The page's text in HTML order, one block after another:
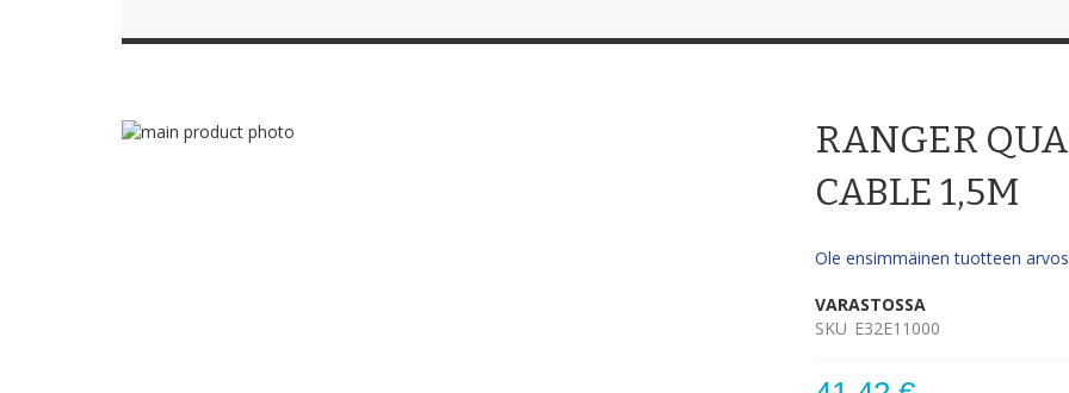
Skip
RANGER
CABLE 1,5M
Ole ensimmäinen tuotteen
VARASTOSSA
SKU E32E11000